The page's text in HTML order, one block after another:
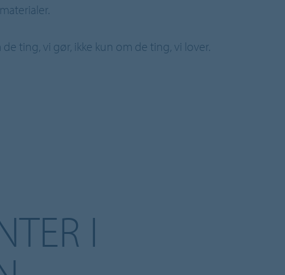
ting, vi gør, ikke kun om de ting, vi lover.
I